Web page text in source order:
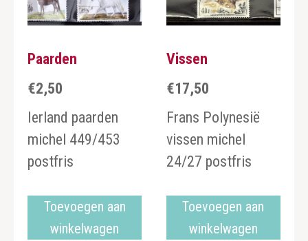
Paarden
€2,50
Ierland paarden
michel 449/453
postfris
Toevoegen aan
winkelwagen
Vissen
€17,50
Frans Polynesië
vissen michel
24/27 postfris
Toevoegen aan
winkelwagen